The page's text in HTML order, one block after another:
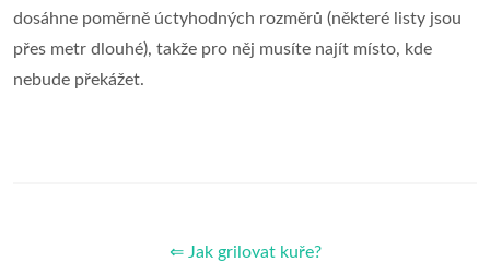
dosáhne poměrně úctyhodných rozměrů (některé listy jsou
přes metr dlouhé), takže pro něj musíte najít místo, kde
nebude překážet.
⇐ Jak grilovat kuře?